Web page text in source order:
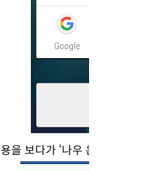
을 보다가 ‘나우 온 탭’ 을